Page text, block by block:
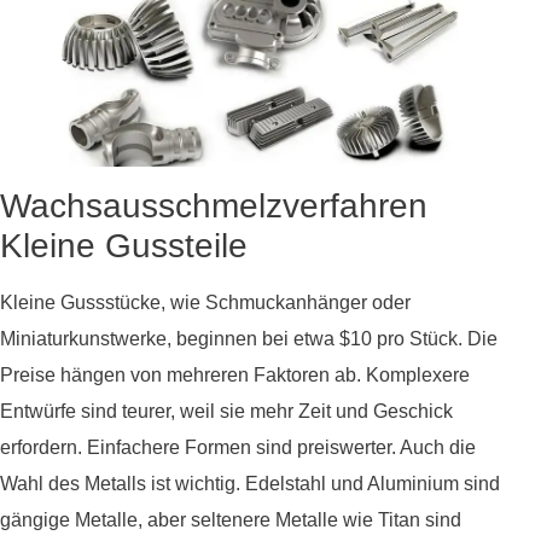
Wachsausschmelzverfahren
Kleine Gussteile
Kleine Gussstücke, wie Schmuckanhänger oder
Miniaturkunstwerke, beginnen bei etwa $10 pro Stück. Die
Preise hängen von mehreren Faktoren ab. Komplexere
Entwürfe sind teurer, weil sie mehr Zeit und Geschick
erfordern. Einfachere Formen sind preiswerter. Auch die
Wahl des Metalls ist wichtig. Edelstahl und Aluminium sind
gängige Metalle, aber seltenere Metalle wie Titan sind